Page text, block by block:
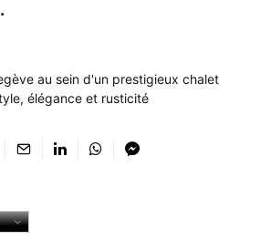
au sein d'un prestigieux chalet
élégance et rusticité